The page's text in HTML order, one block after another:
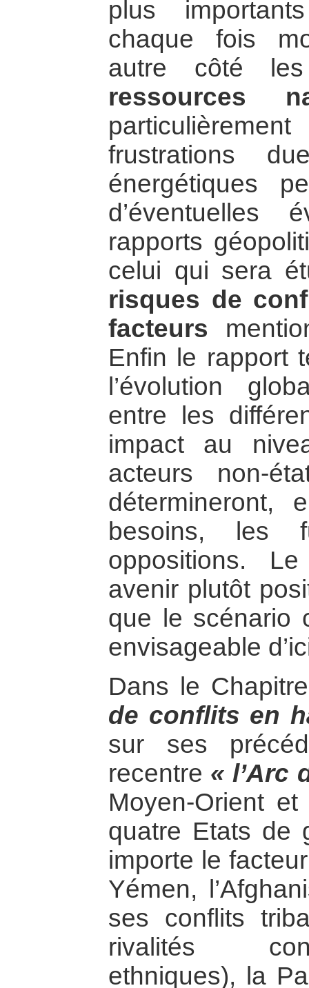
plus
chaque fois
autre côté
ressources
frustrations
énergétiques
d’éventuelles
rapports
celui qui sera
risques de
facteurs
Enfin le rapport
l’évolution
entre les
impact au
acteurs non-
détermineront,
besoins, les
oppositions.
avenir plutôt
que le scénario
envisageable
Dans le
de conflits en
sur ses
recentre « l’Arc
Moyen-Orient et
quatre Etats de
importe le
Yémen,
ses conflits
rivalités
ethniques), la